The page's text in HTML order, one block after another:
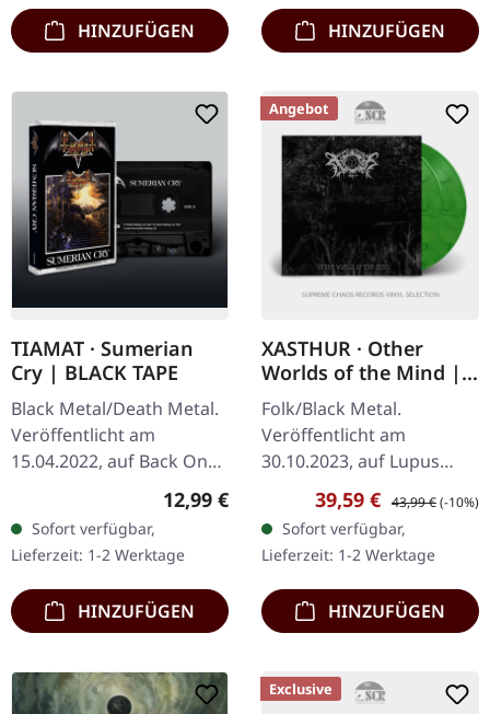
HINZUFÜGEN HINZUFÜGEN
TIAMAT · Sumerian
Cry | BLACK TAPE
Black Metal/Death Metal.
Veröffentlicht am
15.04.2022, auf Back On
Black. Schwarze Musik-
Kassette. Tiamats Debüt-
Meisterwerk „Sumerian
Cry" gilt als…
Regulärer Preis:
12,99 €
Sofort verfügbar,
Lieferzeit: 1-2 Werktage
HINZUFÜGEN
Angebot
XASTHUR · Other
Worlds of the Mind |
GREEN/BLACK
MARBLED 2LP
Folk/Black Metal.
Veröffentlicht am
30.10.2023, auf Lupus
Lounge. Gatefold 2LP
(grün-schwarz
marmoriertes Vinyl) mit
gefütterten Innenhüllen
und…
Verkaufspreis:
39,59 € Regulärer Preis:
43,99 €(-10%)
Sofort verfügbar,
Lieferzeit: 1-2 Werktage
HINZUFÜGEN
Exclusive